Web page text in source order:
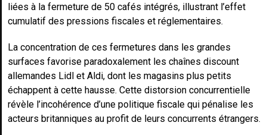
liées à la fermeture de 50 cafés intégrés, illustrant l’effet
cumulatif des pressions fiscales et réglementaires.
La concentration de ces fermetures dans les grandes
surfaces favorise paradoxalement les chaînes discount
allemandes Lidl et Aldi, dont les magasins plus petits
échappent à cette hausse. Cette distorsion concurrentielle
révèle l’incohérence d’une politique fiscale qui pénalise les
acteurs britanniques au profit de leurs concurrents étrangers.